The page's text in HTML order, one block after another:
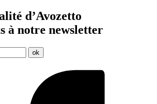
d’Avozetto
à notre newsletter